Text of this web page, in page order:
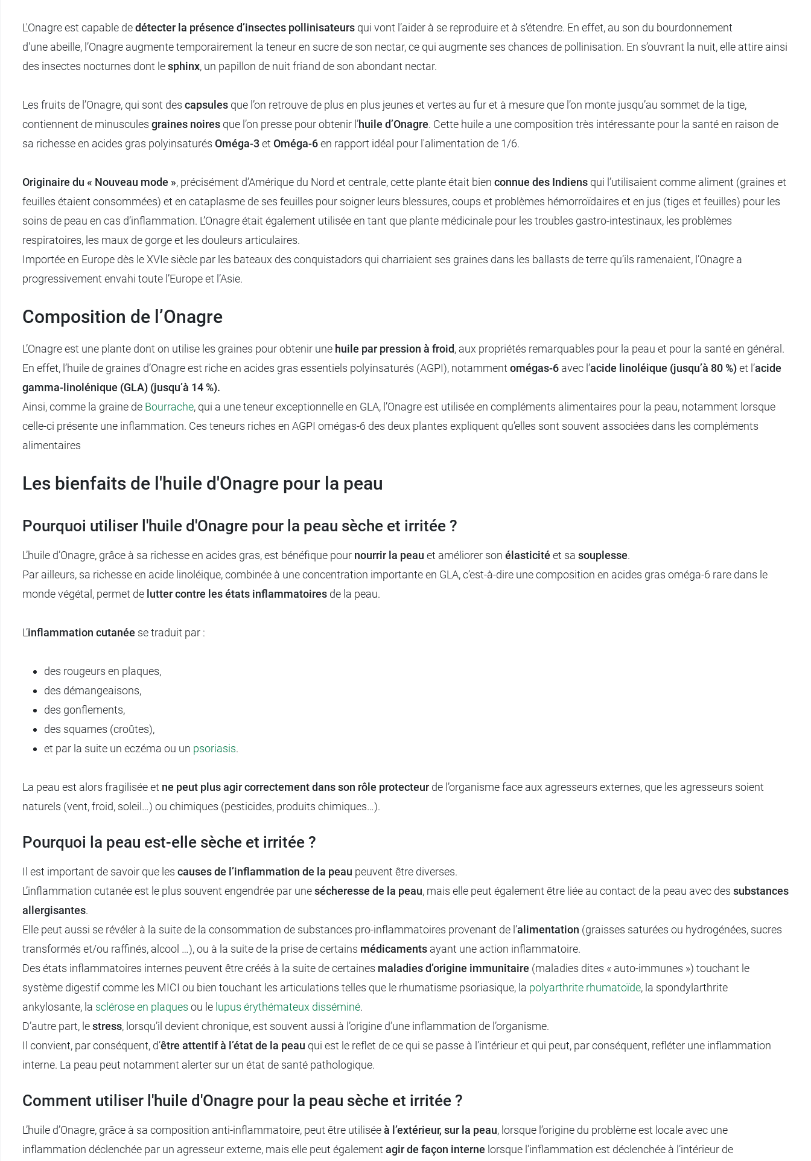
L'Onagre est capable dedétecter la présence d’insectes pollinisateurs qui vont l’aider à se reproduire et à s’étendre. En effet, au son du bourdonnement
d'une abeille, l’Onagre augmente temporairement la teneur en sucre de son nectar, ce qui augmente ses chances de pollinisation. En s’ouvrant la nuit, elle attire ainsi
des insectes nocturnes dont lesphinx, un papillon de nuit friand de son abondant nectar.
Les fruits de l’Onagre, qui sont des capsules que l’on retrouve de plus en plus jeunes et vertes au fur et à mesure que l’on monte jusqu’au sommet de la tige,
contiennent de minuscules graines noires que l’on presse pour obtenir l’huile d’Onagre. Cette huile a une composition très intéressante pour la santé en raison de
sa richesse en acides gras polyinsaturés Oméga-3et Oméga-6en rapport idéal pour l'alimentation de 1/6.
Originaire du « Nouveau mode », précisément d’Amérique du Nord et centrale, cette plante était bien connue des Indiens qui l’utilisaient comme aliment (graines et
feuilles étaient consommées) et en cataplasme de ses feuilles pour soigner leurs blessures, coups et problèmes hémorroïdaires et en jus (tiges et feuilles) pour les
soins de peau en cas d’inflammation. L’Onagre était également utilisée en tant que plante médicinale pour les troubles gastro-intestinaux, les problèmes
respiratoires, les maux de gorge et les douleurs articulaires.
Importée en Europe dès le XVIe siècle par les bateaux des conquistadors qui charriaient ses graines dans les ballasts de terre qu’ils ramenaient, l’Onagre a
progressivement envahi toute l’Europe et l’Asie.
Composition de l’Onagre
L’Onagre est une plante dont on utilise les graines pour obtenir une huile par pression à froid, aux propriétés remarquables pour la peau et pour la santé en général.
En effet, l’huile de graines d’Onagre est riche en acides gras essentiels polyinsaturés (AGPI), notamment omégas-6 avec l’acide linoléique (jusqu’à 80 %)et l’acide
gamma-linolénique (GLA) (jusqu’à 14 %).
Ainsi, comme la graine de Bourrache, qui a une teneur exceptionnelle en GLA, l’Onagre est utilisée en compléments alimentaires pour la peau, notamment lorsque
celle-ci présente une inflammation. Ces teneurs riches en AGPI omégas-6 des deux plantes expliquent qu’elles sont souvent associées dans les compléments
alimentaires
Les bienfaits de l'huile d'Onagre pour la peau
Pourquoi utiliser l'huile d'Onagre pour la peau sèche et irritée ?
L’huile d’Onagre, grâce à sa richesse en acides gras, est bénéfique pour nourrir la peau et améliorer son élasticité et sa souplesse.
Par ailleurs, sa richesse en acide linoléique, combinée à une concentration importante en GLA, c’est-à-dire une composition en acides gras oméga-6 rare dans le
monde végétal, permet de lutter contre les états inflammatoires de la peau.
L’inflammation cutanée se traduit par :
des rougeurs en plaques,
des démangeaisons,
des gonflements,
des squames (croûtes),
et par la suite un eczéma ou un psoriasis.
La peau est alors fragilisée et ne peut plus agir correctement dans son rôle protecteur de l’organisme face aux agresseurs externes, que les agresseurs soient
naturels (vent, froid, soleil…) ou chimiques (pesticides, produits chimiques…).
Pourquoi la peau est-elle sèche et irritée ?
Il est important de savoir que les causes de l’inflammation de la peau peuvent être diverses.
L’inflammation cutanée est le plus souvent engendrée par unesécheresse de la peau, mais elle peut également être liée au contact de la peau avec des substances
allergisantes.
Elle peut aussi se révéler à la suite de la consommation de substances pro-inflammatoires provenant de l’alimentation (graisses saturées ou hydrogénées, sucres
transformés et/ou raffinés, alcool …), ou à la suite de la prise de certains médicaments ayant une action inflammatoire.
Des états inflammatoires internes peuvent être créés à la suite de certaines maladies d’origine immunitaire (maladies dites « auto-immunes ») touchant le
système digestif comme les MICI ou bien touchant les articulations telles que le rhumatisme psoriasique, la polyarthrite rhumatoïde, la spondylarthrite
ankylosante, la sclérose en plaques ou le lupus érythémateux disséminé.
D’autre part, lestress, lorsqu’il devient chronique, est souvent aussi à l’origine d’une inflammation de l’organisme.
Il convient, par conséquent, d’être attentif à l’état de la peau qui est le reflet de ce qui se passe à l’intérieur et qui peut, par conséquent, refléter une inflammation
interne. La peau peut notamment alerter sur un état de santé pathologique.
Comment utiliser l'huile d'Onagre pour la peau sèche et irritée ?
L’huile d’Onagre, grâce à sa composition anti-inflammatoire, peut être utiliséeà l’extérieur, sur la peau, lorsque l’origine du problème est locale avec une
inflammation déclenchée par un agresseur externe, mais elle peut également agir de façon interne lorsque l’inflammation est déclenchée à l’intérieur de